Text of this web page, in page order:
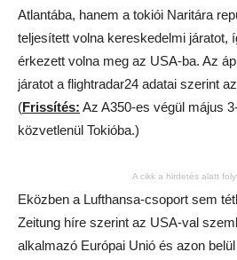
Atlantába, hanem a tokiói Naritára
teljesített volna kereskedelmi járatot,
érkezett volna meg az USA-ba. Az
járatot a flightradar24 adatai szerint
(Frissítés: Az A350-es végül május
közvetlenül Tokióba.)
A cikk a hirdetés alatt
Eközben a Lufthansa-csoport sem
Zeitung híre szerint az USA-val
alkalmazó Európai Unió és azon